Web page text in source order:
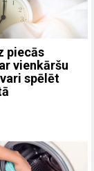
piecās
vienkāršu
spēlēt